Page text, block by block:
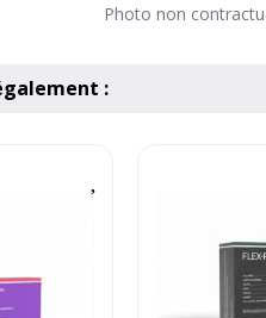
Photo non
: